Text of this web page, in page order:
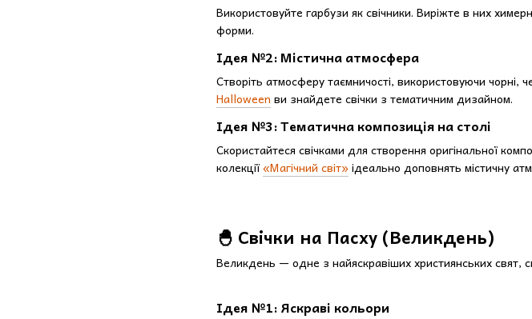
Використовуйте гарбузи як свічники. Виріжте в них
форми.
Ідея №2: Містична атмосфера
Створіть атмосферу таємничості, використовуючи чорні,
Halloween ви знайдете свічки з тематичним дизайном.
Ідея №3: Тематична композиція на столі
Скористайтеся свічками для створення оригінальної
колекції«Магічний світ»ідеально доповнять містичну
🐣 Свічки на Пасху (Великдень)
Великдень — одне з найяскравіших християнських свят,
Ідея №1: Яскраві кольори